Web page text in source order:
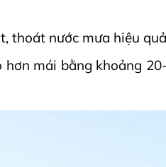
thoát nước mưa hiệu
hơn mái bằng khoảng